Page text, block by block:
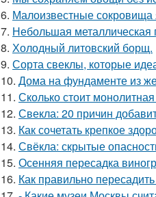
6. Малоизвестные сокровища
7. Небольшая металлическая
8. Холодный литовский борщ.
9. Сорта свеклы, которые
10. Дома на фундаменте из
11. Сколько стоит
12. Свекла: 20 причин
13. Как сочетать крепкое
14. Свёкла: скрытые
15. Осенняя пересадка
16. Как правильно